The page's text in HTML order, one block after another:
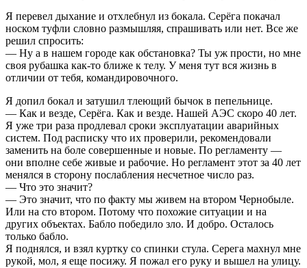
Я перевел дыхание и отхлебнул из бокала. Серёга покачал
носком туфли словно размышляя, спрашивать или нет. Все же
решил спросить:
— Ну а в нашем городе как обстановка? Ты уж прости, но мне
своя рубашка как-то ближе к телу. У меня тут вся жизнь в
отличии от тебя, командировочного.
Я допил бокал и затушил тлеющий бычок в пепельнице.
— Как и везде, Серёга. Как и везде. Нашей АЭС скоро 40 лет.
Я уже три раза продлевал сроки эксплуатации аварийных
систем. Под расписку что их проверили, рекомендовали
заменить на боле совершенные и новые. По регламенту —
они вполне себе живые и рабочие. Но регламент этот за 40 лет
менялся в сторону послабления несчетное число раз.
— Что это значит?
— Это значит, что по факту мы живем на втором Чернобыле.
Или на сто втором. Потому что похожие ситуации и на
других объектах. Бабло победило зло. И добро. Осталось
только бабло.
Я поднялся, и взял куртку со спинки стула. Серега махнул мне
рукой, мол, я еще посижу. Я пожал его руку и вышел на улицу.